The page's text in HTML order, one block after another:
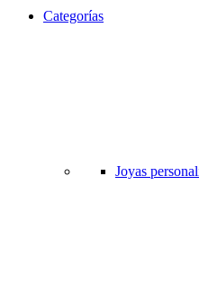
Categorías
Joyas